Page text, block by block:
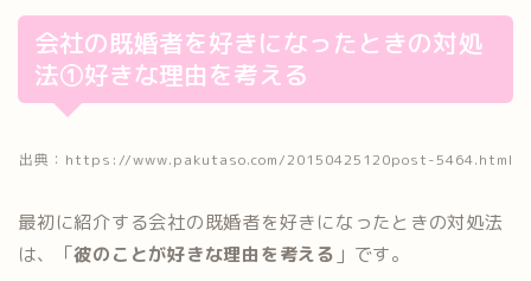
会社の既婚者を好きになったときの対処
法①好きな理由を考える
出典：https://www.pakutaso.com/20150425120post-5464.html
最初に紹介する会社の既婚者を好きになったときの対処法
は、「彼のことが好きな理由を考える 」です。